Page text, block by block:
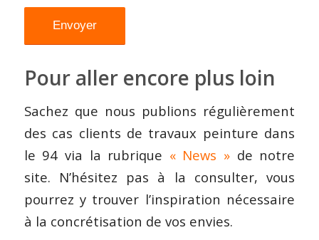
Pour aller encore plus loin
Sachez que nous publions régulièrement
des cas clients de travaux peinture dans
le 94 via la rubrique « News » de notre
site. N’hésitez pas à la consulter, vous
pourrez y trouver l’inspiration nécessaire
à la concrétisation de vos envies.